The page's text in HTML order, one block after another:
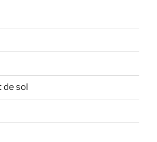
sol